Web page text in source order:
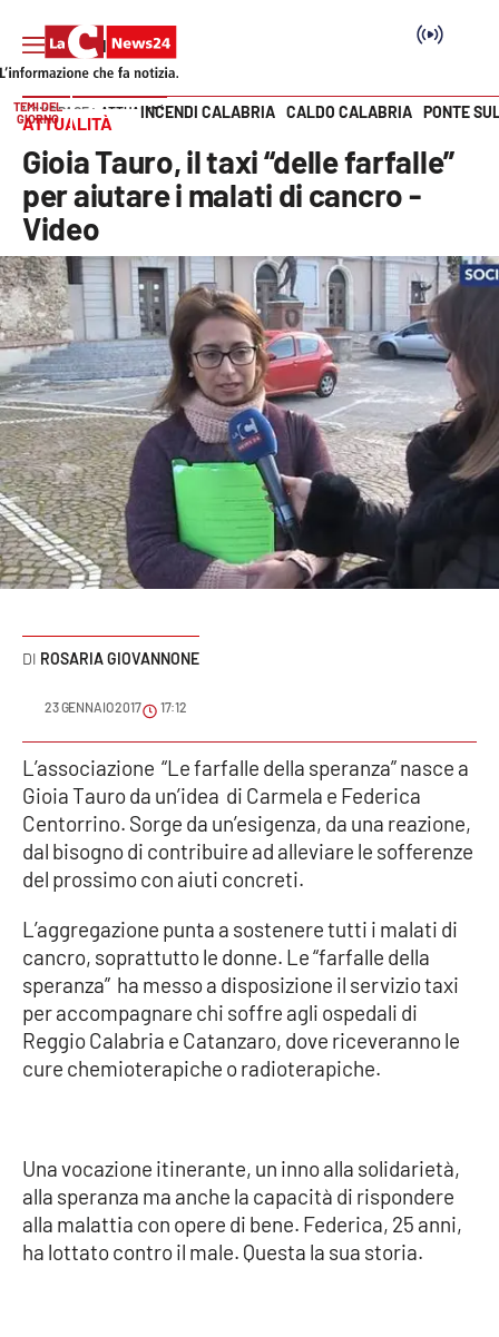
SEZIONI
Cronaca
Politica
Attualità
Economia e lavoro
Italia Mondo
Sanità
Sport
Meteo
Editoriali
VIDEO
Ambiente
Cronaca
Cultura
Sanità
Vai
TEMI DEL
GIORNO
INCENDI CALABRIA CALDO CALABRIA PONTE
HOME PAGE ATTUALITÀ
ATTUALITÀ
Gioia Tauro, il taxi “delle farfalle”
per aiutare i malati di cancro -
Video
ROSARIA GIOVANNONE
23 GENNAIO 2017 17:12
L’associazione “Le farfalle della speranza” nasce a
Gioia Tauro da un’idea di Carmela e Federica
Centorrino. Sorge da un’esigenza, da una reazione,
dal bisogno di contribuire ad alleviare le sofferenze
del prossimo con aiuti concreti.
L’aggregazione punta a sostenere tutti i malati di
cancro, soprattutto le donne. Le “farfalle della
speranza” ha messo a disposizione il servizio taxi
per accompagnare chi soffre agli ospedali di
Reggio Calabria e Catanzaro, dove riceveranno le
cure chemioterapiche o radioterapiche.
Una vocazione itinerante, un inno alla solidarietà,
alla speranza ma anche la capacità di rispondere
alla malattia con opere di bene. Federica, 25 anni,
ha lottato contro il male. Questa la sua storia.